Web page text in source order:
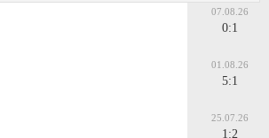
07.08.26
0:1
01.08.26
5:1
25.07.26
1:2